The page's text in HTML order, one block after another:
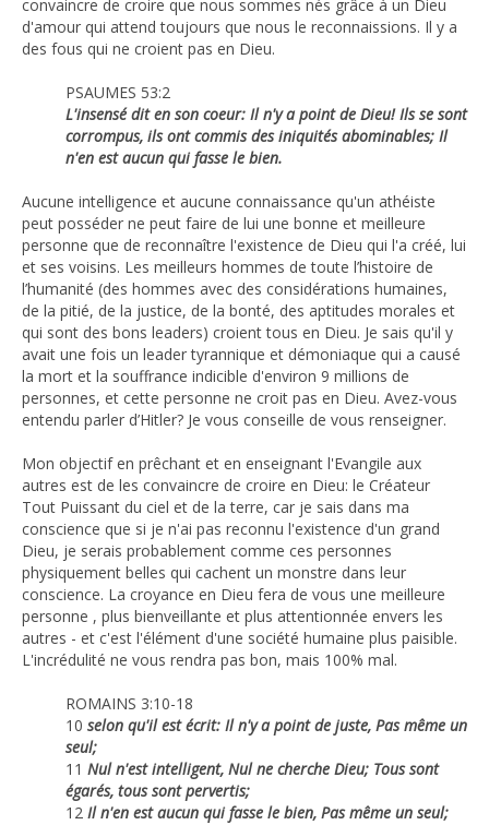
convaincre de croire que nous sommes nés grâce à un Dieu
d'amour qui attend toujours que nous le reconnaissions. Il y a
des fous qui ne croient pas en Dieu.
PSAUMES 53:2
L'insensé dit en son coeur: Il n'y a point de Dieu! Ils se sont
corrompus, ils ont commis des iniquités abominables; Il
n'en est aucun qui fasse le bien.
Aucune intelligence et aucune connaissance qu'un athéiste
peut posséder ne peut faire de lui une bonne et meilleure
personne que de reconnaître l'existence de Dieu qui l'a créé, lui
et ses voisins. Les meilleurs hommes de toute l’histoire de
l’humanité (des hommes avec des considérations humaines,
de la pitié, de la justice, de la bonté, des aptitudes morales et
qui sont des bons leaders) croient tous en Dieu. Je sais qu'il y
avait une fois un leader tyrannique et démoniaque qui a causé
la mort et la souffrance indicible d'environ 9 millions de
personnes, et cette personne ne croit pas en Dieu. Avez-vous
entendu parler d’Hitler? Je vous conseille de vous renseigner.
Mon objectif en prêchant et en enseignant l'Evangile aux
autres est de les convaincre de croire en Dieu: le Créateur
Tout Puissant du ciel et de la terre, car je sais dans ma
conscience que si je n'ai pas reconnu l'existence d'un grand
Dieu, je serais probablement comme ces personnes
physiquement belles qui cachent un monstre dans leur
conscience. La croyance en Dieu fera de vous une meilleure
personne , plus bienveillante et plus attentionnée envers les
autres - et c'est l'élément d'une société humaine plus paisible.
L'incrédulité ne vous rendra pas bon, mais 100% mal.
ROMAINS 3:10-18
10 selon qu'il est écrit: Il n'y a point de juste, Pas même un
seul;
11 Nul n'est intelligent, Nul ne cherche Dieu; Tous sont
égarés, tous sont pervertis;
12 Il n'en est aucun qui fasse le bien, Pas même un seul;